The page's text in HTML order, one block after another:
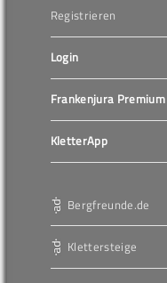
Registrieren
Login
Frankenjura Premium
KletterApp
Bergfreunde.de
Klettersteige